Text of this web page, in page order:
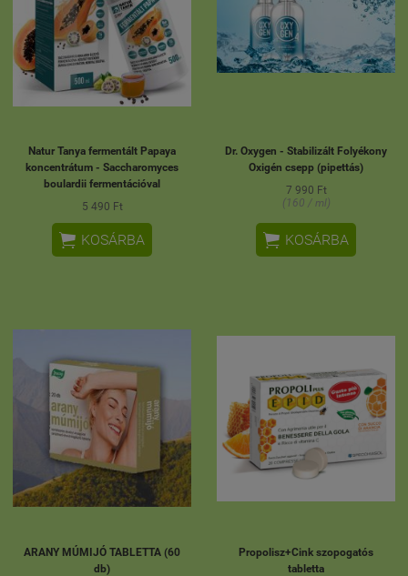
Natur Tanya fermentált Papaya
koncentrátum - Saccharomyces
boulardii fermentációval
5 490 Ft
 KOSÁRBA
Dr. Oxygen - Stabilizált Folyékony
Oxigén csepp (pipettás)
7 990 Ft
(160 / ml)
 KOSÁRBA
ARANY MÚMIJÓ TABLETTA (60
db)
Propolisz+Cink szopogatós
tabletta